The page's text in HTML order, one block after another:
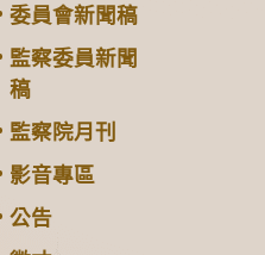
委員會新聞稿
監察委員新聞
稿
監察院月刊
影音專區
公告